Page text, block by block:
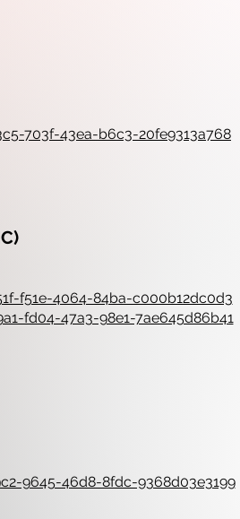
703f-43ea-b6c3-20fe9313a768
f51e-4064-84ba-c000b12dc0d3
fd04-47a3-98e1-7ae645d86b41
9645-46d8-8fdc-9368d03e3199